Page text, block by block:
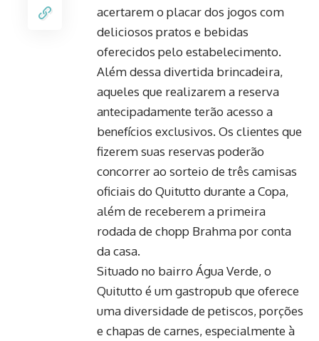
acertarem o placar dos jogos com
deliciosos pratos e bebidas
oferecidos pelo estabelecimento.
Além dessa divertida brincadeira,
aqueles que realizarem a reserva
antecipadamente terão acesso a
benefícios exclusivos. Os clientes que
fizerem suas reservas poderão
concorrer ao sorteio de três camisas
oficiais do Quitutto durante a Copa,
além de receberem a primeira
rodada de chopp Brahma por conta
da casa.
Situado no bairro Água Verde, o
Quitutto é um gastropub que oferece
uma diversidade de petiscos, porções
e chapas de carnes, especialmente à